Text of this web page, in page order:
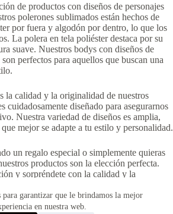
garantizar que le brindamos la mejor
en nuestra web.
de productos con diseños de personajes
polerones sublimados están hechos de
por fuera y algodón por dentro, lo que los
La polera en tela poliéster destaca por su
suave. Nuestros bodys con diseños de
perfectos para aquellos que buscan una
la calidad y la originalidad de nuestros
cuidadosamente diseñado para asegurarnos
Nuestra variedad de diseños es amplia,
mejor se adapte a tu estilo y personalidad.
un regalo especial o simplemente quieras
productos son la elección perfecta.
y sorpréndete con la calidad y la